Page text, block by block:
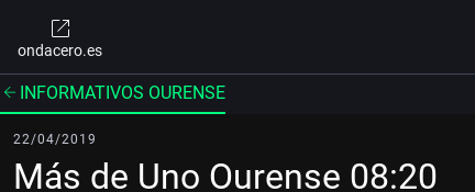
ondacero.es
INFORMATIVOS OURENSE
22/04/2019
Más de Uno Ourense 08:20